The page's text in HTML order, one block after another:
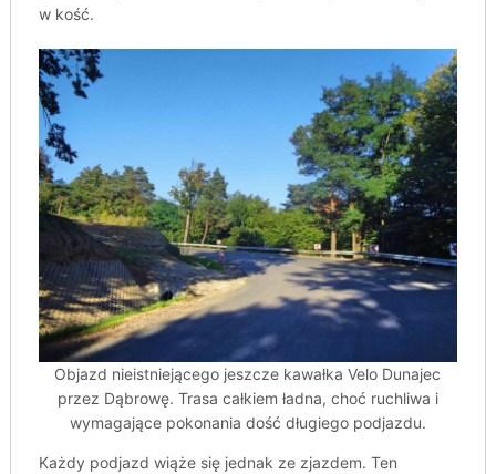
w kość.
Objazd nieistniejącego jeszcze kawałka Velo Dunajec
przez Dąbrowę. Trasa całkiem ładna, choć ruchliwa i
wymagające pokonania dość długiego podjazdu.
Każdy podjazd wiąże się jednak ze zjazdem. Ten